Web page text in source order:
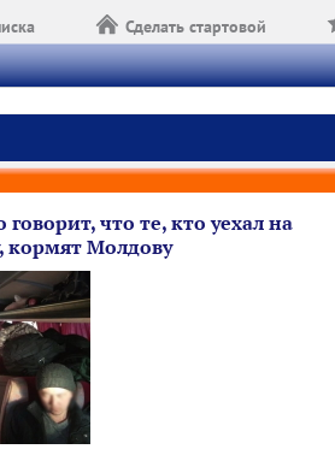
Сделать стартовой
что те, кто уехал на
кормят Молдову